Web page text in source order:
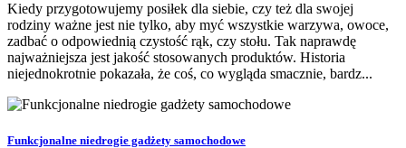
Kiedy przygotowujemy posiłek dla siebie, czy też dla swojej
rodziny ważne jest nie tylko, aby myć wszystkie warzywa, owoce,
zadbać o odpowiednią czystość rąk, czy stołu. Tak naprawdę
najważniejsza jest jakość stosowanych produktów. Historia
niejednokrotnie pokazała, że coś, co wygląda smacznie, bardz...
Funkcjonalne niedrogie gadżety samochodowe